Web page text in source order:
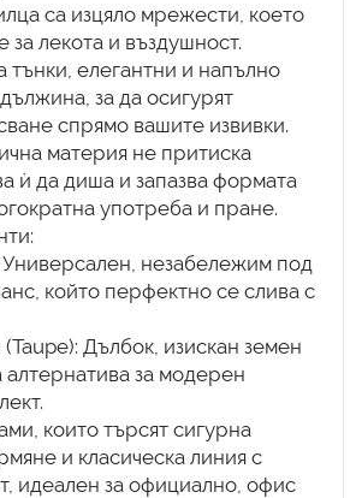
са изцяло мрежести, което
лекота и въздушност.
тънки, елегантни и напълно
за да осигурят
спрямо вашите извивки.
материя не притиска
ѝ да диша и запазва формата
употреба и пране.
Универсален, незабележим под
който перфектно се слива с
Дълбок, изискан земен
алтернатива за модерен
които търсят сигурна
и класическа линия с
идеален за официално, офис